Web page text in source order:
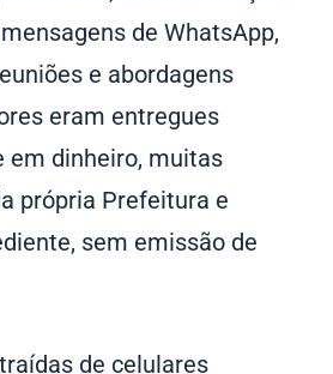
de WhatsApp,
e abordagens
eram entregues
em dinheiro, muitas
própria Prefeitura e
sem emissão de
de celulares